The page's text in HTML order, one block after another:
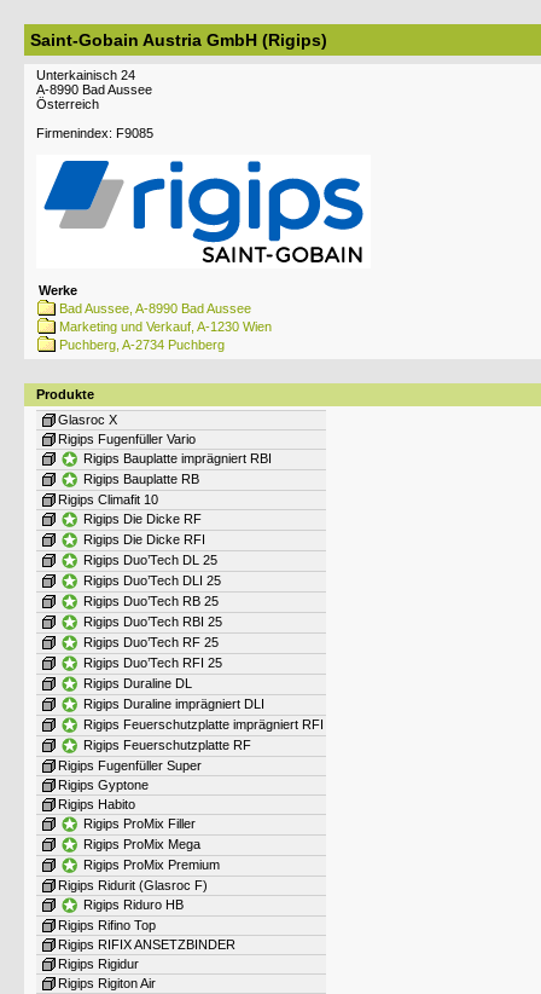
Saint-Gobain Austria GmbH (Rigips)
Unterkainisch 24
A-8990 Bad Aussee
Österreich
Firmenindex: F9085
Werke
Bad Aussee, A-8990 Bad Aussee
Marketing und Verkauf, A-1230 Wien
Puchberg, A-2734 Puchberg
Produkte
Glasroc X
Rigips Fugenfüller Vario
Rigips Bauplatte imprägniert RBI
Rigips Bauplatte RB
Rigips Climafit 10
Rigips Die Dicke RF
Rigips Die Dicke RFI
Rigips Duo’Tech DL 25
Rigips Duo’Tech DLI 25
Rigips Duo’Tech RB 25
Rigips Duo’Tech RBI 25
Rigips Duo’Tech RF 25
Rigips Duo’Tech RFI 25
Rigips Duraline DL
Rigips Duraline imprägniert DLI
Rigips Feuerschutzplatte imprägniert RFI
Rigips Feuerschutzplatte RF
Rigips Fugenfüller Super
Rigips Gyptone
Rigips Habito
Rigips ProMix Filler
Rigips ProMix Mega
Rigips ProMix Premium
Rigips Ridurit (Glasroc F)
Rigips Riduro HB
Rigips Rifino Top
Rigips RIFIX ANSETZBINDER
Rigips Rigidur
Rigips Rigiton Air